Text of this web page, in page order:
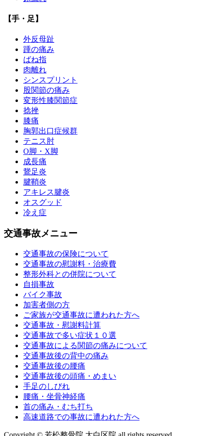
【手・足】
外反母趾
踵の痛み
ばね指
肉離れ
シンスプリント
股関節の痛み
変形性膝関節症
捻挫
膝痛
胸郭出口症候群
テニス肘
О脚・X脚
成長痛
鵞足炎
腱鞘炎
アキレス腱炎
オスグッド
冷え症
交通事故メニュー
交通事故の保険について
交通事故の慰謝料・治療費
整形外科との併院について
自損事故
バイク事故
加害者側の方
ご家族が交通事故に遭われた方へ
交通事故・慰謝料計算
交通事故で多い症状１０選
交通事故による関節の痛みについて
交通事故後の背中の痛み
交通事故後の腰痛
交通事故後の頭痛・めまい
手足のしびれ
腰痛・坐骨神経痛
首の痛み・むち打ち
高速道路での事故に遭われた方へ